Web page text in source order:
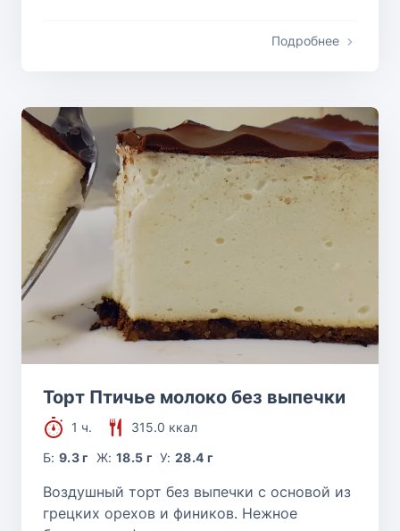
Подробнее
Торт Птичье молоко без выпечки
1 ч.
315.0 ккал
Б:9.3 г Ж: 18.5 г У:28.4 г
Воздушный торт без выпечки с основой из
грецких орехов и фиников. Нежное